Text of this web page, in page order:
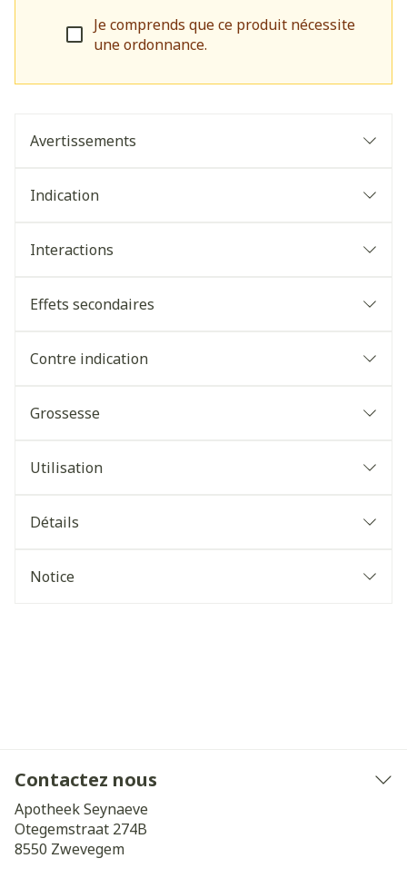
Je comprends que ce produit nécessite
une ordonnance.
Avertissements
Indication
Interactions
Effets secondaires
Contre indication
Grossesse
Utilisation
Détails
Notice
Contactez nous
Apotheek Seynaeve
Otegemstraat 274B
8550 Zwevegem